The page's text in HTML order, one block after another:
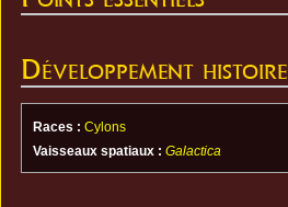
Développement histoire
Races : Cylons
Vaisseaux spatiaux : Galactica